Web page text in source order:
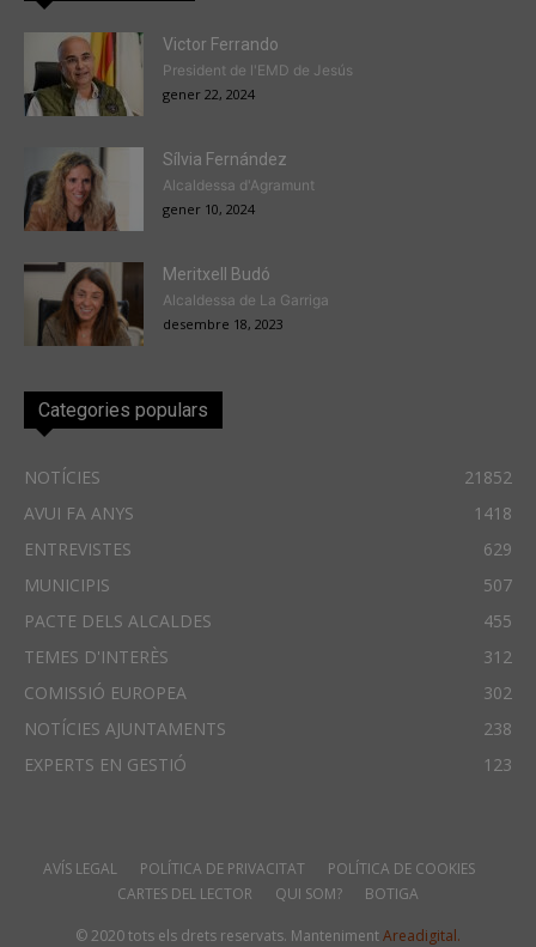
Victor Ferrando
President de l'EMD de Jesús
gener 22, 2024
Sílvia Fernández
Alcaldessa d'Agramunt
gener 10, 2024
Meritxell Budó
Alcaldessa de La Garriga
desembre 18, 2023
Categories populars
NOTÍCIES
21852
AVUI FA ANYS
1418
ENTREVISTES
629
MUNICIPIS
507
PACTE DELS ALCALDES
455
TEMES D'INTERÈS
312
COMISSIÓ EUROPEA
302
NOTÍCIES AJUNTAMENTS
238
EXPERTS EN GESTIÓ
123
AVÍS LEGAL POLÍTICA DE PRIVACITAT
POLÍTICA DE COOKIES
CARTES DEL LECTOR
QUI SOM? BOTIGA
© 2020 tots els drets reservats. MantenimentAreadigital.